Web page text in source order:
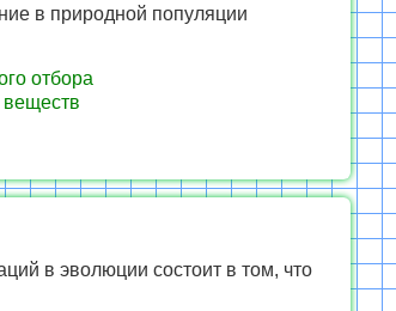
в природной популяции
отбора
веществ
в эволюции состоит в том, что